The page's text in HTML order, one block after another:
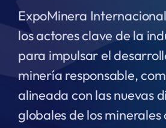
ExpoMinera
los actores clave de la
para impulsar el
minería responsable,
alineada con las nuevas
globales de los minerales